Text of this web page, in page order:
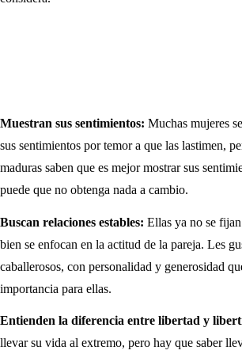
Muestran sus sentimientos: Muchas mujeres
sus sentimientos por temor a que las lastimen,
maduras saben que es mejor mostrar sus
puede que no obtenga nada a cambio.
Buscan relaciones estables: Ellas ya no se
bien se enfocan en la actitud de la pareja. Les
caballerosos, con personalidad y generosidad
importancia para ellas.
Entienden la diferencia entre libertad y
llevar su vida al extremo, pero hay que saber